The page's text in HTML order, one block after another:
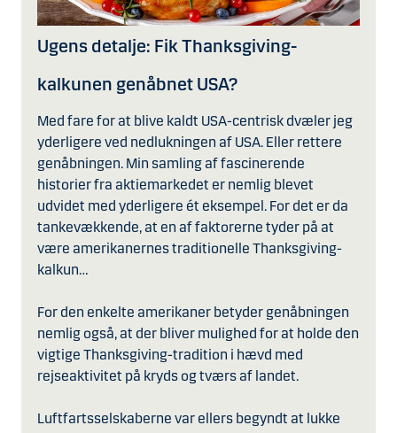
Ugens detalje: Fik Thanksgiving-
kalkunen genåbnet USA?
Med fare for at blive kaldt USA-centrisk dvæler jeg
yderligere ved nedlukningen af USA. Eller rettere
genåbningen. Min samling af fascinerende
historier fra aktiemarkedet er nemlig blevet
udvidet med yderligere ét eksempel. For det er da
tankevækkende, at en af faktorerne tyder på at
være amerikanernes traditionelle Thanksgiving-
kalkun…
For den enkelte amerikaner betyder genåbningen
nemlig også, at der bliver mulighed for at holde den
vigtige Thanksgiving-tradition i hævd med
rejseaktivitet på kryds og tværs af landet.
Luftfartsselskaberne var ellers begyndt at lukke